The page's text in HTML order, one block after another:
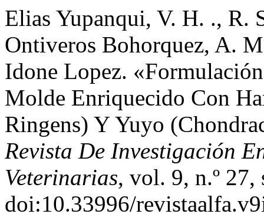
Elias Yupanqui, V. H. ., R.
Ontiveros Bohorquez, A.
Idone Lopez.
Molde Enriquecido Con
Ringens) Y Yuyo
Revista De Investigación
Veterinarias, vol. 9, n.º 27,
doi:10.33996/